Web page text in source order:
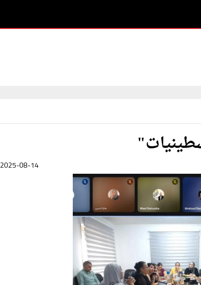
2025-08-14